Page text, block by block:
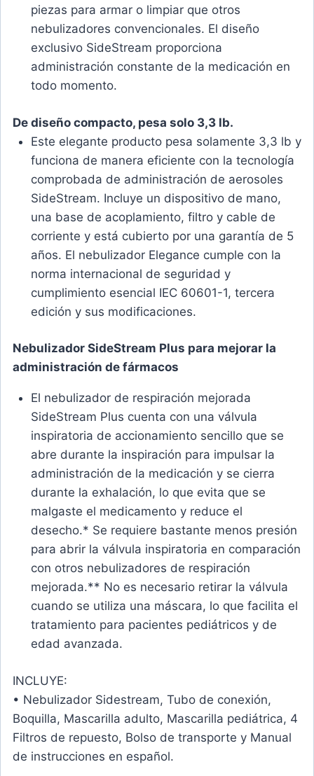
piezas para armar o limpiar que otros
nebulizadores convencionales. El diseño
exclusivo SideStream proporciona
administración constante de la medicación en
todo momento.
De diseño compacto, pesa solo 3,3 lb.
Este elegante producto pesa solamente 3,3 lb y
funciona de manera eficiente con la tecnología
comprobada de administración de aerosoles
SideStream. Incluye un dispositivo de mano,
una base de acoplamiento, filtro y cable de
corriente y está cubierto por una garantía de 5
años. El nebulizador Elegance cumple con la
norma internacional de seguridad y
cumplimiento esencial IEC 60601-1, tercera
edición y sus modificaciones.
Nebulizador SideStream Plus para mejorar la
administración de fármacos
El nebulizador de respiración mejorada
SideStream Plus cuenta con una válvula
inspiratoria de accionamiento sencillo que se
abre durante la inspiración para impulsar la
administración de la medicación y se cierra
durante la exhalación, lo que evita que se
malgaste el medicamento y reduce el
desecho.* Se requiere bastante menos presión
para abrir la válvula inspiratoria en comparación
con otros nebulizadores de respiración
mejorada.** No es necesario retirar la válvula
cuando se utiliza una máscara, lo que facilita el
tratamiento para pacientes pediátricos y de
edad avanzada.
INCLUYE:
• Nebulizador Sidestream, Tubo de conexión,
Boquilla, Mascarilla adulto, Mascarilla pediátrica, 4
Filtros de repuesto, Bolso de transporte y Manual
de instrucciones en español.